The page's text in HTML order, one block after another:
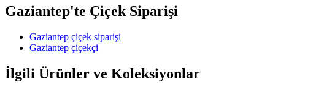
Gaziantep'te Çiçek Siparişi
Gaziantep çiçek siparişi
Gaziantep çiçekçi
İlgili Ürünler ve Koleksiyonlar